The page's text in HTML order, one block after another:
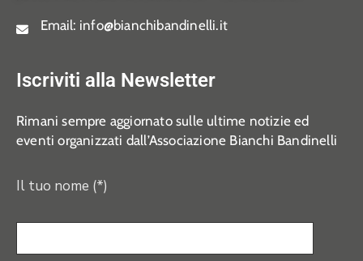
Email: info@bianchibandinelli.it
Iscriviti alla Newsletter
Rimani sempre aggiornato sulle ultime notizie ed
eventi organizzati dall’Associazione Bianchi Bandinelli
Il tuo nome (*)